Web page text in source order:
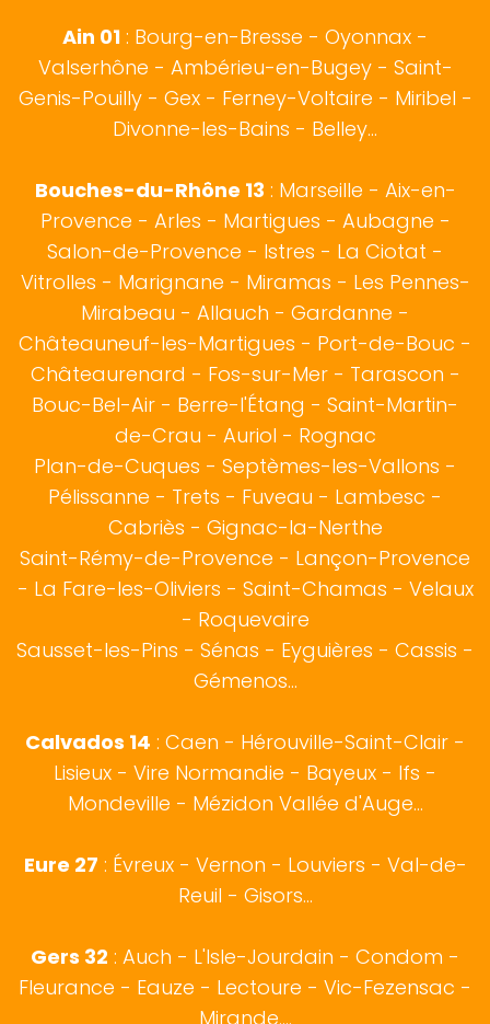
Ain 01 : Bourg-en-Bresse - Oyonnax -
Valserhône - Ambérieu-en-Bugey - Saint-
Genis-Pouilly - Gex- Ferney-Voltaire - Miribel -
Divonne-les-Bains - Belley...
Bouches-du-Rhône 13 : Marseille - Aix-en-
Provence - Arles - Martigues - Aubagne -
Salon-de-Provence - Istres - La Ciotat -
Vitrolles - Marignane - Miramas - Les Pennes-
Mirabeau - Allauch - Gardanne -
Châteauneuf-les-Martigues - Port-de-Bouc -
Châteaurenard - Fos-sur-Mer- Tarascon -
Bouc-Bel-Air - Berre-l'Étang - Saint-Martin-
de-Crau - Auriol - Rognac
Plan-de-Cuques - Septèmes-les-Vallons -
Pélissanne - Trets - Fuveau - Lambesc -
Cabriès - Gignac-la-Nerthe
Saint-Rémy-de-Provence - Lançon-Provence
- La Fare-les-Oliviers - Saint-Chamas - Velaux
- Roquevaire
Sausset-les-Pins - Sénas - Eyguières - Cassis -
Gémenos...
Calvados 14 : Caen - Hérouville-Saint-Clair -
Lisieux - Vire Normandie - Bayeux - Ifs -
Mondeville - Mézidon Vallée d'Auge...
Eure 27 : Évreux- Vernon - Louviers - Val-de-
Reuil - Gisors...
Gers 32 : Auch - L'Isle-Jourdain - Condom -
Fleurance - Eauze - Lectoure - Vic-Fezensac -
Mirande....